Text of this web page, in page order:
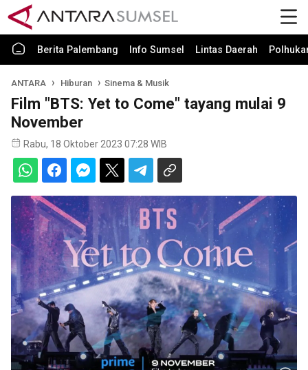
Berita Palembang Info Sumsel Lintas Daerah
ANTARA Hiburan Sinema & Musik
Film "BTS: Yet to Come" tayang mulai 9
November
Rabu, 18 Oktober 2023 07:28 WIB